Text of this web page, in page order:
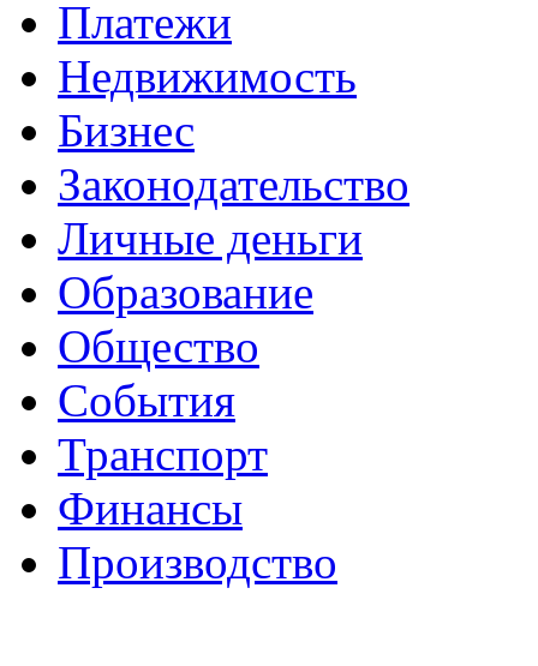
Платежи
Недвижимость
Бизнес
Законодательство
Личные деньги
Образование
Общество
События
Транспорт
Финансы
Производство